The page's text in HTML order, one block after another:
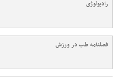
رادیولوژی
فصلنامه طب در ورزش